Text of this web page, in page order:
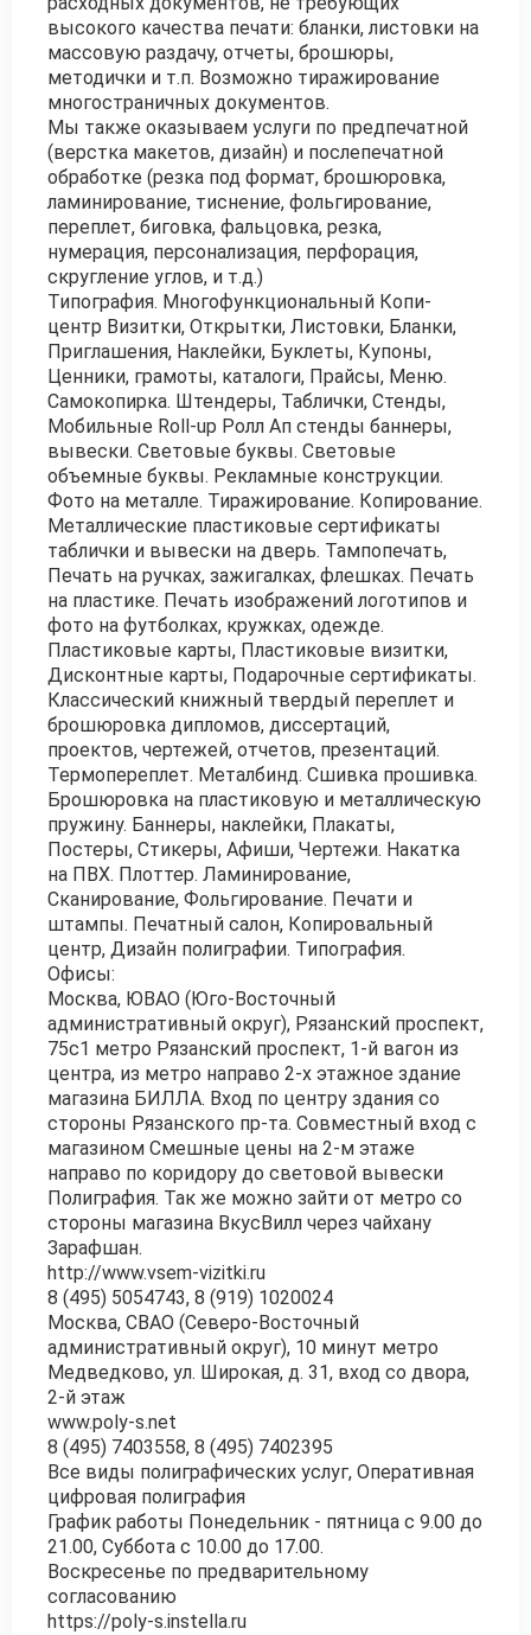
высокого качества печати: бланки, листовки на
массовую раздачу, отчеты, брошюры,
методички и т.п. Возможно тиражирование
многостраничных документов.
Мы также оказываем услуги по предпечатной
(верстка макетов, дизайн) и послепечатной
обработке (резка под формат, брошюровка,
ламинирование, тиснение, фольгирование,
переплет, биговка, фальцовка, резка,
нумерация, персонализация, перфорация,
скругление углов, и т.д.)
Типография. Многофункциональный Копи-
центр Визитки, Открытки, Листовки, Бланки,
Приглашения, Наклейки, Буклеты, Купоны,
Ценники, грамоты, каталоги, Прайсы, Меню.
Самокопирка. Штендеры, Таблички, Стенды,
Мобильные Roll-up Ролл Ап стенды баннеры,
вывески. Световые буквы. Световые
объемные буквы. Рекламные конструкции.
Фото на металле. Тиражирование. Копирование.
Металлические пластиковые сертификаты
таблички и вывески на дверь. Тампопечать,
Печать на ручках, зажигалках, флешках. Печать
на пластике. Печать изображений логотипов и
фото на футболках, кружках, одежде.
Пластиковые карты, Пластиковые визитки,
Дисконтные карты, Подарочные сертификаты.
Классический книжный твердый переплет и
брошюровка дипломов, диссертаций,
проектов, чертежей, отчетов, презентаций.
Термопереплет. Металбинд. Сшивка прошивка.
Брошюровка на пластиковую и металлическую
пружину. Баннеры, наклейки, Плакаты,
Постеры, Стикеры, Афиши, Чертежи. Накатка
на ПВХ. Плоттер. Ламинирование,
Сканирование, Фольгирование. Печати и
штампы. Печатный салон, Копировальный
центр, Дизайн полиграфии. Типография.
Офисы:
Москва, ЮВАО (Юго-Восточный
административный округ), Рязанский проспект,
75с1 метро Рязанский проспект, 1-й вагон из
центра, из метро направо 2-х этажное здание
магазина БИЛЛА. Вход по центру здания со
стороны Рязанского пр-та. Совместный вход с
магазином Смешные цены на 2-м этаже
направо по коридору до световой вывески
Полиграфия. Так же можно зайти от метро со
стороны магазина ВкусВилл через чайхану
Зарафшан.
http://www.vsem-vizitki.ru
8 (495) 5054743, 8 (919) 1020024
Москва, СВАО (Северо-Восточный
административный округ), 10 минут метро
Медведково, ул. Широкая, д. 31, вход со двора,
2-й этаж
www.poly-s.net
8 (495) 7403558, 8 (495) 7402395
Все виды полиграфических услуг, Оперативная
цифровая полиграфия
График работы Понедельник - пятница с 9.00 до
21.00, Суббота с 10.00 до 17.00.
Воскресенье по предварительному
согласованию
https://poly-s.instella.ru